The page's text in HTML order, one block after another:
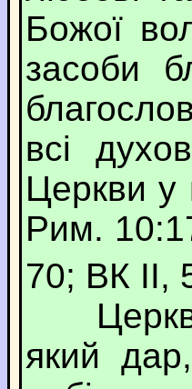
Божої
засоби
всі
Церкви у
Рим.
70; ВК ІІ,
Церква
який